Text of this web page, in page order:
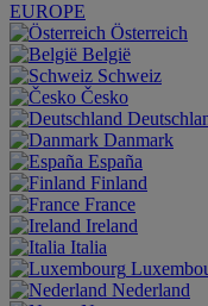
EUROPE
Österreich
België
Schweiz
Česko
Danmark
España
Finland
France
Ireland
Italia
Nederland